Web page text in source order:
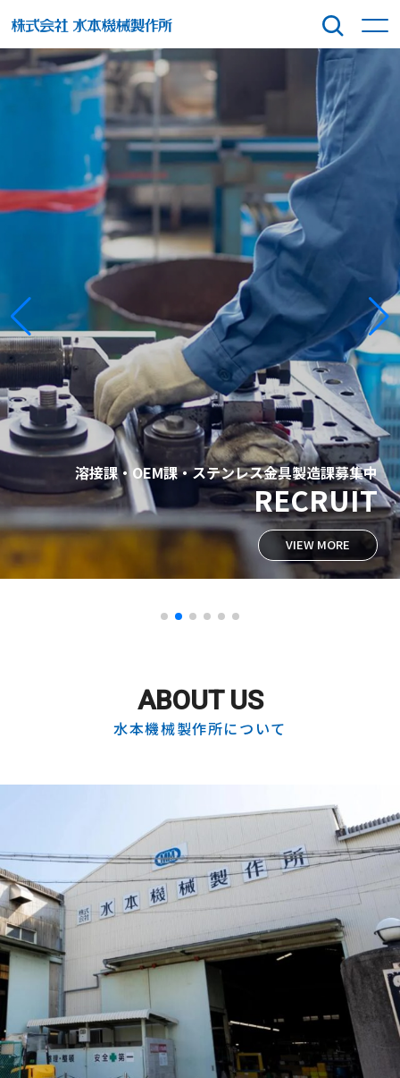
溶接課・OEM課・ステンレス金具製造課募集中
RECRUIT
VIEW MORE
ABOUT US
水本機械製作所について